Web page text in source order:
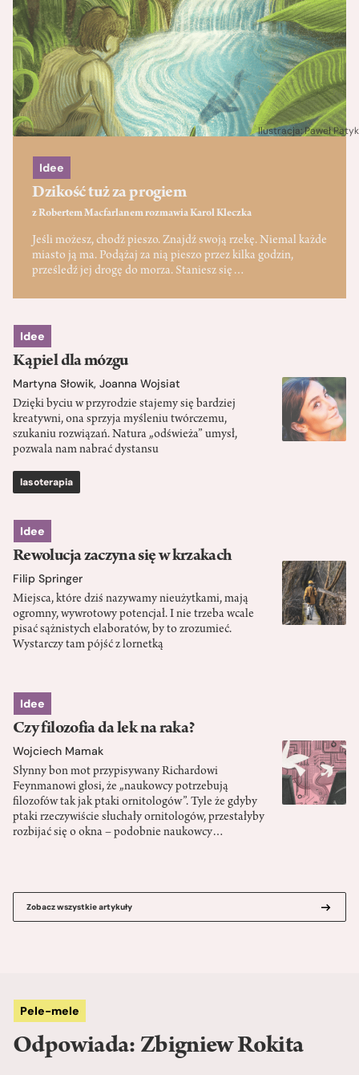
Idee
Dzikość tuż za progiem
zRobertem MacfarlanemrozmawiaKarol Kleczka
Jeśli możesz, chodź pieszo. Znajdź swoją rzekę. Niemal każde
miasto ją ma. Podążaj za nią pieszo przez kilka godzin,
prześledź jej drogę do morza. Staniesz się…
Ilustracja: Paweł Patyk
Idee
Kąpiel dla mózgu
Martyna Słowik, Joanna Wojsiat
Dzięki byciu w przyrodzie stajemy się bardziej
kreatywni, ona sprzyja myśleniu twórczemu,
szukaniu rozwiązań. Natura „odświeża” umysł,
pozwala nam nabrać dystansu
lasoterapia
Idee
Rewolucja zaczyna się w krzakach
Filip Springer
Miejsca, które dziś nazywamy nieużytkami, mają
ogromny, wywrotowy potencjał. I nie trzeba wcale
pisać sążnistych elaboratów, by to zrozumieć.
Wystarczy tam pójść z lornetką
Idee
Czy filozofia da lek na raka?
Wojciech Mamak
Słynny bon mot przypisywany Richardowi
Feynmanowi głosi, że „naukowcy potrzebują
filozofów tak jak ptaki ornitologów”. Tyle że gdyby
ptaki rzeczywiście słuchały ornitologów, przestałyby
rozbijać się o okna – podobnie naukowcy…
Zobacz wszystkie artykuły
Pele-mele
Odpowiada: Zbigniew Rokita